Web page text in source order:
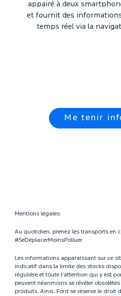
appairé à deux
et fournit des
temps réel via la
Me tenir
Mentions légales:
Au quotidien, prenez les transports en
#SeDéplacerMoinsPolluer
Les informations apparaissant sur ce
indicatif dans la limite des stocks
régulière et toute l’attention qui y est
peuvent néanmoins se révéler
produits. Ainsi, Ford se réserve le droit